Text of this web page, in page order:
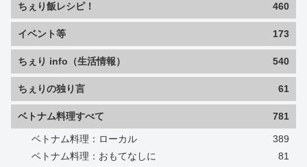
ちぇり飯レシピ！ 460
イベント等 173
ちぇり info（生活情報） 540
ちぇりの独り言 61
ベトナム料理すべて 781
ベトナム料理：ローカル
389
ベトナム料理：おもてなしに
81